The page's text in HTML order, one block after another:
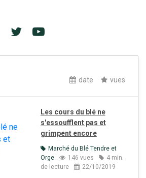
date vues
Les cours du blé ne
s'essoufflent pas et
grimpent encore
Marché du Blé Tendre et
Orge
146 vues
4 min.
de lecture
22/10/2019